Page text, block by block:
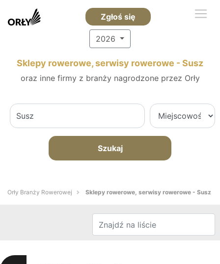
Zgłoś się
2026
Sklepy rowerowe, serwisy rowerowe - Susz
oraz inne firmy z branży nagrodzone przez Orły
Szukaj
Orły Branży Rowerowej Sklepy rowerowe, serwisy rowerowe - Susz